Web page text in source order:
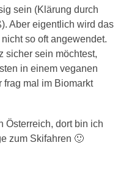
sein (Klärung durch
Aber eigentlich wird das
so oft angewendet.
sicher sein möchtest,
in einem veganen
frag mal im Biomarkt
Österreich, dort bin ich
zum Skifahren 🙂